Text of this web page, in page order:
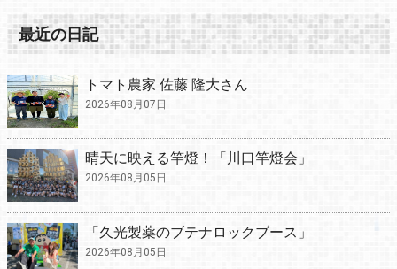
最近の日記
トマト農家 佐藤 隆大さん
2026年08月07日
晴天に映える竿燈！「川口竿燈会」
2026年08月05日
「久光製薬のブテナロックブース」
2026年08月05日